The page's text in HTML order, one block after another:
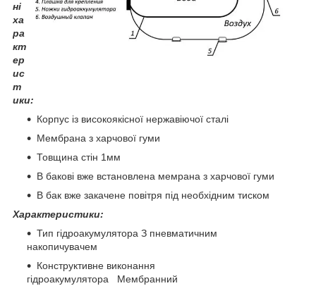
ні
ха
ра
кт
ер
ис
т
ики:
Корпус із високоякісної нержавіючої сталі
Мембрана з харчової гуми
Товщина стін 1мм
В бакові вже встановлена мемрана з харчової гуми
В бак вже закачене повітря під необхідним тиском
Характеристики:
Тип гідроакумулятора З пневматичним
накопичувачем
Конструктивне виконання
гідроакумулятора Мембранний